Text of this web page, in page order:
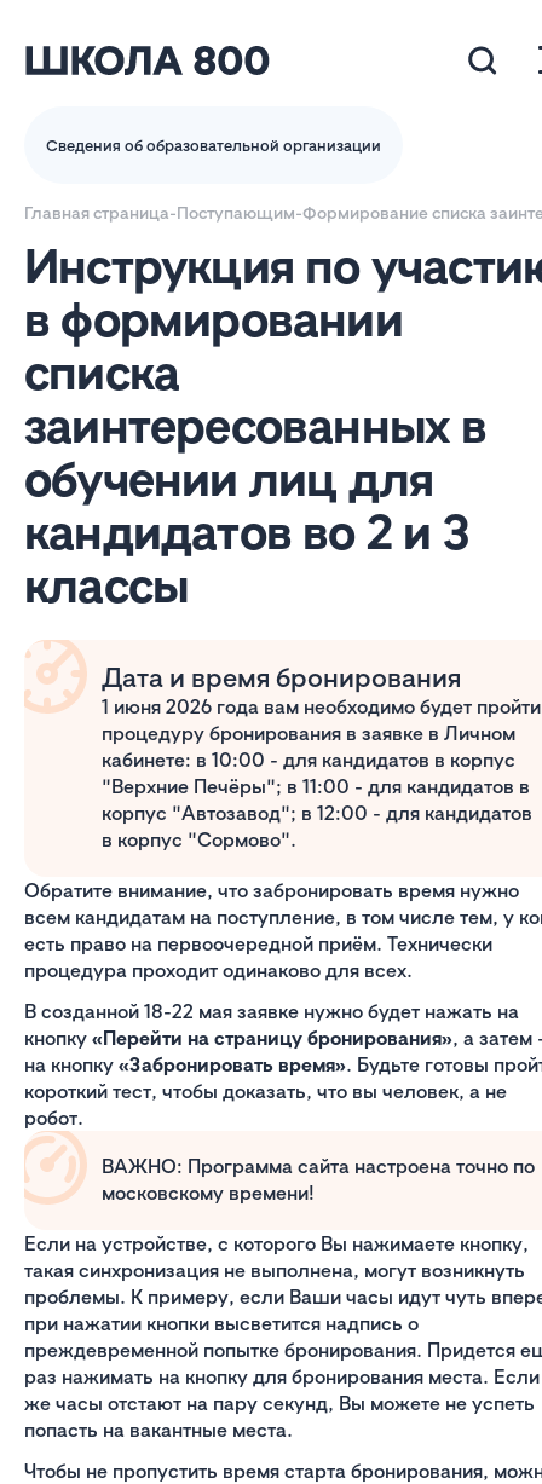
Сведения об образовательной организации
Главная страница-Поступающим-Формирование списка
Инструкция по
в формировании
списка
заинтересованных в
обучении лиц для
кандидатов во 2 и 3
классы
Дата и время бронирования
1 июня 2026 года вам необходимо будет пройти
процедуру бронирования в заявке в Личном
кабинете: в 10:00 - для кандидатов в корпус
"Верхние Печёры"; в 11:00 - для кандидатов в
корпус "Автозавод"; в 12:00 - для кандидатов
в корпус "Сормово".
Обратите внимание, что забронировать время нужно
всем кандидатам на поступление, в том числе тем, у
есть право на первоочередной приём. Технически
процедура проходит одинаково для всех.
В созданной 18-22 мая заявке нужно будет нажать на
кнопку «Перейти на страницу бронирования», а
на кнопку «Забронировать время». Будьте готовы
короткий тест, чтобы доказать, что вы человек, а не
робот.
ВАЖНО: Программа сайта настроена точно по
московскому времени!
Если на устройстве, с которого Вы нажимаете кнопку,
такая синхронизация не выполнена, могут возникнуть
проблемы. К примеру, если Ваши часы идут чуть
при нажатии кнопки высветится надпись о
преждевременной попытке бронирования. Придется
раз нажимать на кнопку для бронирования места. Если
же часы отстают на пару секунд, Вы можете не успеть
попасть на вакантные места.
Чтобы не пропустить время старта бронирования,